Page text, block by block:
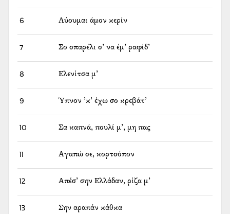
6 Λύουμαι άμον κερίν
7 Σο σπαρέλι σ’ να έμ’ ραφίδ’
8 Ελενίτσα μ’
9 Ύπνον ’κ’ έχω σο κρεβάτ’
10 Σα καπνά, πουλί μ’, μη πας
11 Αγαπώ σε, κορτσόπον
12 Απέσ’ σην Ελλάδαν, ρίζα μ’
13 Σην αραπάν κάθκα